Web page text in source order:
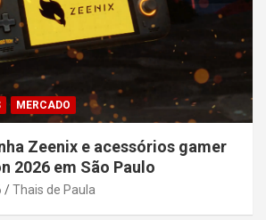
MERCADO
Zeenix e acessórios gamer
2026 em São Paulo
Thais de Paula